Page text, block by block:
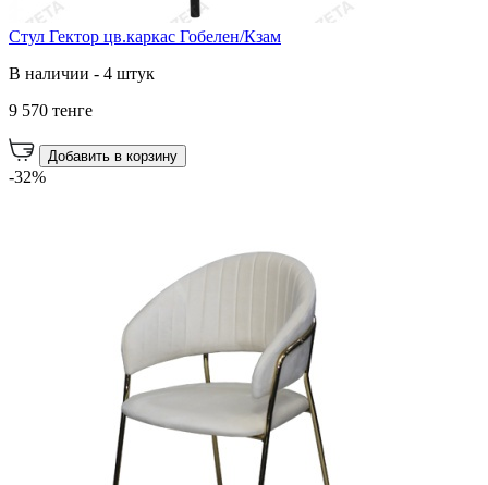
Стул Гектор цв.каркас Гобелен/Кзам
В наличии - 4 штук
9 570 тенге
Добавить в корзину
-32%